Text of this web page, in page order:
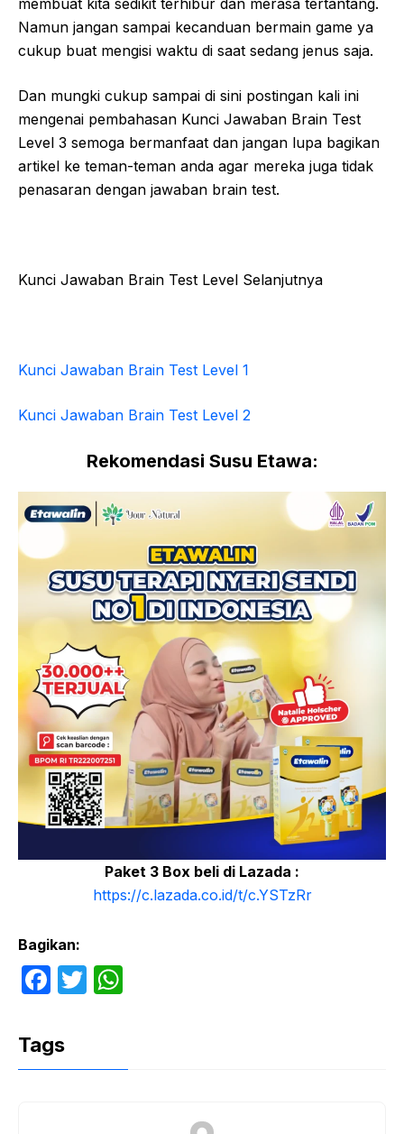
membuat kita sedikit terhibur dan merasa tertantang.
Namun jangan sampai kecanduan bermain game ya
cukup buat mengisi waktu di saat sedang jenus saja.
Dan mungki cukup sampai di sini postingan kali ini
mengenai pembahasan Kunci Jawaban Brain Test
Level 3 semoga bermanfaat dan jangan lupa bagikan
artikel ke teman-teman anda agar mereka juga tidak
penasaran dengan jawaban brain test.
Kunci Jawaban Brain Test Level Selanjutnya
Kunci Jawaban Brain Test Level 1
Kunci Jawaban Brain Test Level 2
Rekomendasi Susu Etawa:
Paket 3 Box beli di Lazada :
https://c.lazada.co.id/t/c.YSTzRr
Bagikan:
F
c
e
T
er s
Tags